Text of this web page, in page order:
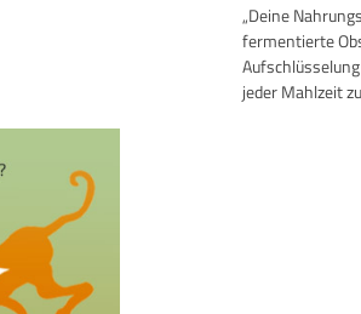
„Deine
fermentierte
jeder Mahlzeit